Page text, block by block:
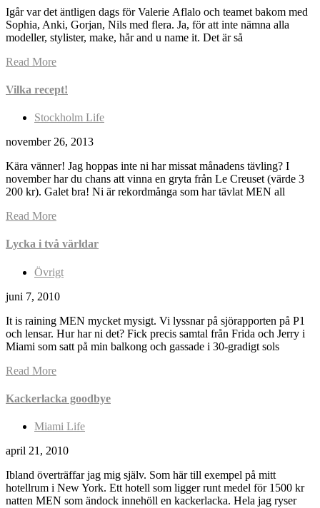
Igår var det äntligen dags för Valerie Aflalo och teamet bakom med
Sophia, Anki, Gorjan, Nils med flera. Ja, för att inte nämna alla
modeller, stylister, make, hår and u name it. Det är så
Read More
Vilka recept!
Stockholm Life
november 26, 2013
Kära vänner! Jag hoppas inte ni har missat månadens tävling? I
november har du chans att vinna en gryta från Le Creuset (värde 3
200 kr). Galet bra! Ni är rekordmånga som har tävlat MEN all
Read More
Lycka i två världar
Övrigt
juni 7, 2010
It is raining MEN mycket mysigt. Vi lyssnar på sjörapporten på P1
och lensar. Hur har ni det? Fick precis samtal från Frida och Jerry i
Miami som satt på min balkong och gassade i 30-gradigt sols
Read More
Kackerlacka goodbye
Miami Life
april 21, 2010
Ibland överträffar jag mig själv. Som här till exempel på mitt
hotellrum i New York. Ett hotell som ligger runt medel för 1500 kr
natten MEN som ändock innehöll en kackerlacka. Hela jag ryser